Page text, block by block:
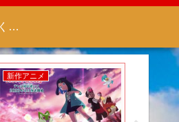
特定商取引法に基づく表記（商取引に関する開示）
新作アニメ